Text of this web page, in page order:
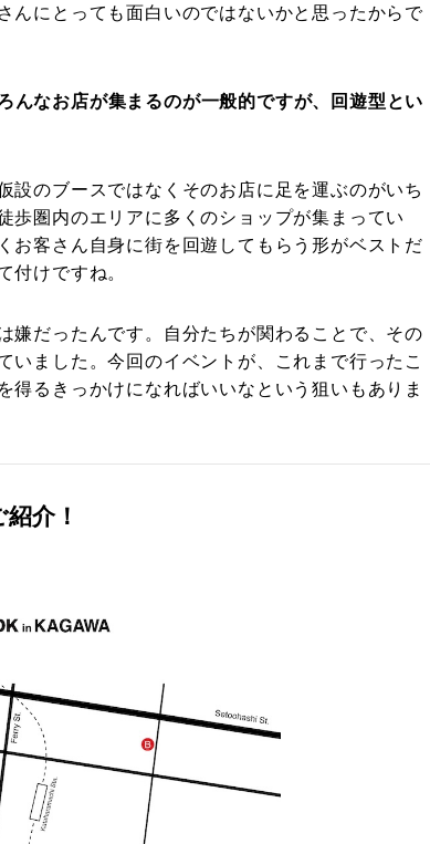
んにとっても面白いのではないかと思ったからで
んなお店が集まるのが一般的ですが、回遊型とい
設のブースではなくそのお店に足を運ぶのがいち
歩圏内のエリアに多くのショップが集まってい
お客さん自身に街を回遊してもらう形がベストだ
付けですね。
嫌だったんです。自分たちが関わることで、その
いました。今回のイベントが、これまで行ったこ
るきっかけになればいいなという狙いもありま
介！